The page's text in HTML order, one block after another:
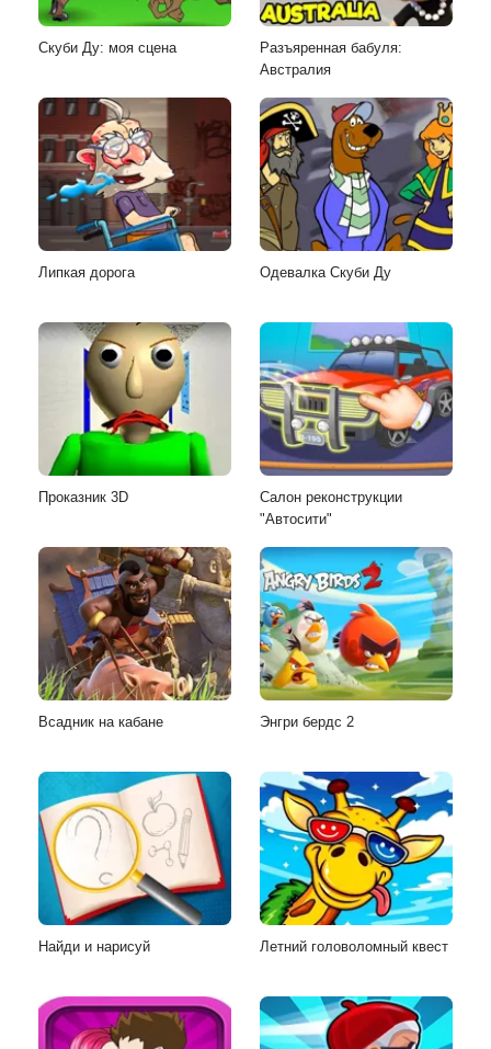
Скуби Ду: моя сцена
Разъяренная бабуля:
Австралия
Липкая дорога Одевалка Скуби Ду
Проказник 3D
Салон реконструкции
"Автосити"
Всадник на кабане Энгри бердс 2
Найди и нарисуй Летний головоломный квест